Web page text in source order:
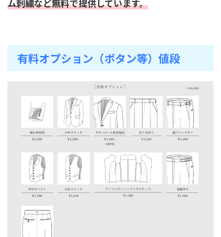
ム刺繍など無料で提供しています。
有料オプション（ボタン等）値段